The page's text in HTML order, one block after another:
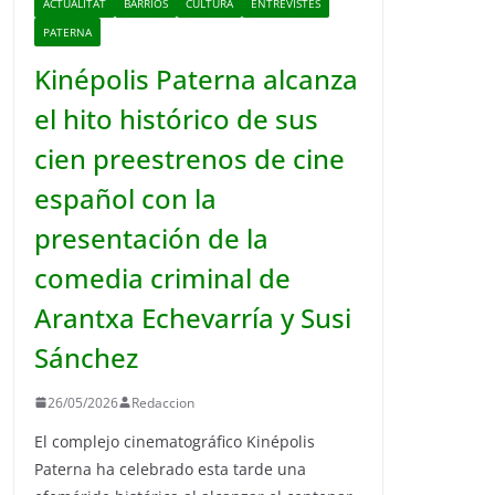
PATERNA
Kinépolis Paterna alcanza
el hito histórico de sus
cien preestrenos de cine
español con la
presentación de la
comedia criminal de
Arantxa Echevarría y Susi
Sánchez
26/05/2026 Redaccion
El complejo cinematográfico Kinépolis
Paterna ha celebrado esta tarde una